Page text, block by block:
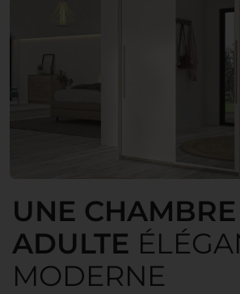
UNE CHAMBRE
ADULTE
MODERNE